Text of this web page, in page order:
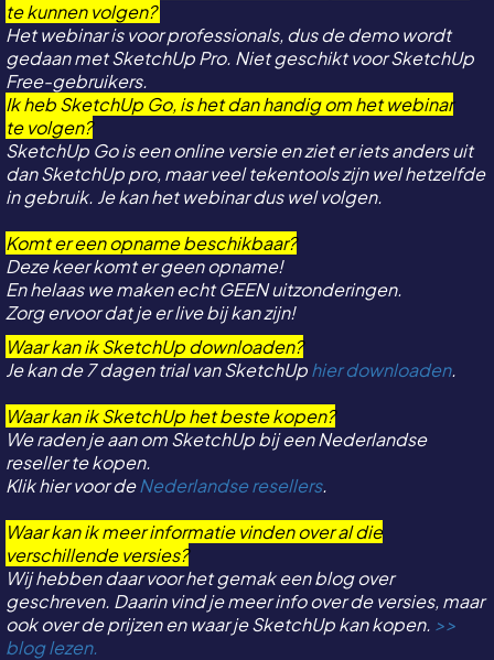
te kunnen volgen?
Het webinar is voor professionals, dus de demo wordt
gedaan met SketchUp Pro. Niet geschikt voor SketchUp
Free-gebruikers.
Ik heb SketchUp Go, is het dan handig om het webinar
te volgen?
SketchUp Go is een online versie en ziet er iets anders uit
dan SketchUp pro, maar veel tekentools zijn wel hetzelfde
in gebruik. Je kan het webinar dus wel volgen.
Komt er een opname beschikbaar?
Deze keer komt er geen opname!
En helaas we maken echt GEEN uitzonderingen.
Zorg ervoor dat je er live bij kan zijn!
Waar kan ik SketchUp downloaden?
Je kan de 7 dagen trial van SketchUphier downloaden.
Waar kan ik SketchUp het beste kopen?
We raden je aan om SketchUp bij een Nederlandse
reseller te kopen.
Klik hier voor deNederlandse resellers.
Waar kan ik meer informatie vinden over al die
verschillende versies?
Wij hebben daar voor het gemak een blog over
geschreven. Daarin vind je meer info over de versies, maar
ook over de prijzen en waar je SketchUp kan kopen. >>
blog lezen.